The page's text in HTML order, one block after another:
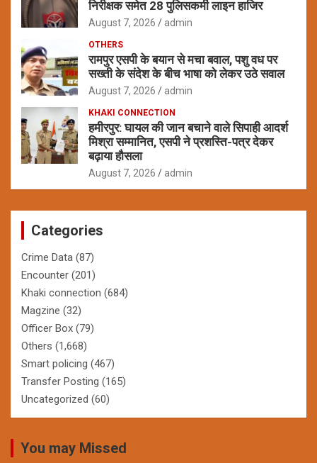
निरीक्षक समेत 28 पुलिसकर्मी लाइन हाजिर
August 7, 2026 admin
OTHERS
रामपुर एसपी के बयान से मचा बवाल, पशु वध पर
सख्ती के संदेश के बीच भाषा को लेकर उठे सवाल
August 7, 2026 admin
KHAKI CONNECTION
हमीरपुर: घायल की जान बचाने वाले सिपाही आदर्श
मिश्रा सम्मानित, एसपी ने प्रशस्ति-पत्र देकर
बढ़ाया हौसला
August 7, 2026 admin
Categories
Crime Data (87)
Encounter (201)
Khaki connection (684)
Magzine (32)
Officer Box (79)
Others (1,668)
Smart policing (467)
Transfer Posting (165)
Uncategorized (60)
You may Missed